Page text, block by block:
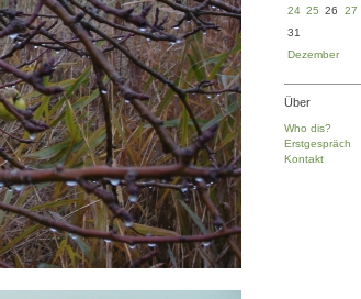
24 25 26 27
31
Dezember
Über
Who dis?
Erstgespräch
Kontakt